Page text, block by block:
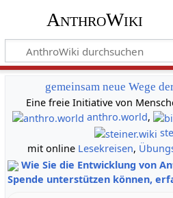
AnthroWiki
gemeinsam neue Wege
Eine freie Initiative von
anthro.world,
mit online Lesekreisen,
Wie Sie die Entwicklung von
Spende unterstützen können,